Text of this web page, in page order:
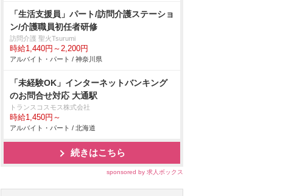
「生活支援員」パート/訪問介護ステーショ
ン/介護職員初任者研修
訪問介護 聖火Tsurumi
時給1,440円～2,200円
アルバイト・パート / 神奈川県
「未経験OK」インターネットバンキング
のお問合せ対応 大通駅
トランスコスモス株式会社
時給1,450円～
アルバイト・パート / 北海道
続きはこちら
sponsored by 求人ボックス